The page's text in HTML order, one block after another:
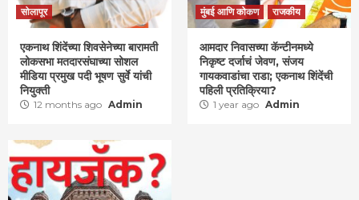
सोलापूर
एकनाथ शिंदेंच्या शिवसेनेच्या बारामती
लोकसभा मतदारसंघाच्या सोशल
मीडिया प्रमुख पदी भूषण सुर्वे यांची
नियुक्ती
12 months ago Admin
मुंबई आणि कोकण
राजकीय
आमदार निवासच्या कॅन्टीनमध्ये
निकृष्ट दर्जाचं जेवण, संजय
गायकवाडांचा राडा; एकनाथ शिंदेंची
पहिली प्रतिक्रिया?
1 year ago Admin